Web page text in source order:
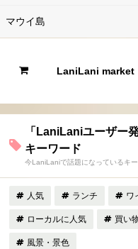
マウイ島
LaniLani market
「LaniLaniユーザー
キーワード
今LaniLaniで話題になっているキ
人気 ランチ ワ
ローカルに人気 買い
風景・景色